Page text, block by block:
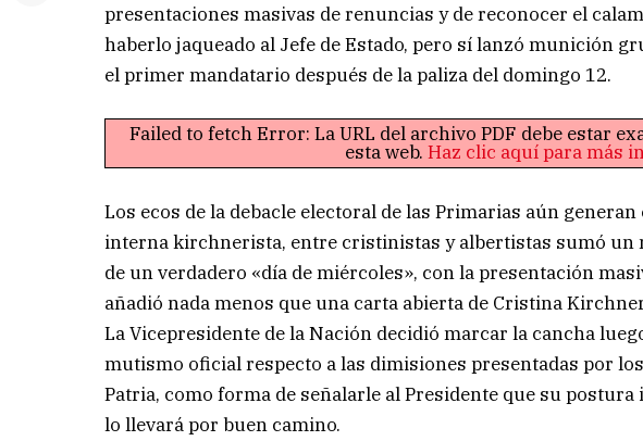
presentaciones masivas de renuncias y de reconocer el
haberlo jaqueado al Jefe de Estado, pero sí lanzó munición
el primer mandatario después de la paliza del domingo 12.
Failed to fetch Error: La URL del archivo PDF debe estar
esta web. Haz clic aquí para más
Los ecos de la debacle electoral de las Primarias aún
interna kirchnerista, entre cristinistas y albertistas sumó un
de un verdadero «día de miércoles», con la presentación
añadió nada menos que una carta abierta de Cristina
La Vicepresidente de la Nación decidió marcar la cancha
mutismo oficial respecto a las dimisiones presentadas por
Patria, como forma de señalarle al Presidente que su
lo llevará por buen camino.